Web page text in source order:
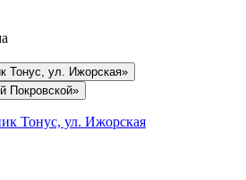
Тонус, ул. Ижорская»
Покровской»
Тонус, ул. Ижорская